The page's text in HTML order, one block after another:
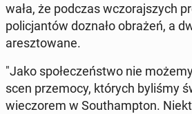
wa­ła, że podczas wczo­raj­szych
po­li­cjan­tów doznało obrażeń, a
aresz­to­wa­ne.
"Jako spo­łe­czeń­stwo nie
scen prze­mo­cy, których byliśmy
wie­czo­rem w So­uthamp­ton.